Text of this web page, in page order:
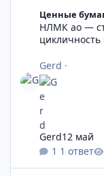
Ценные
НЛМК ао —
Gerd ·
1 ответ
Gerd12 май